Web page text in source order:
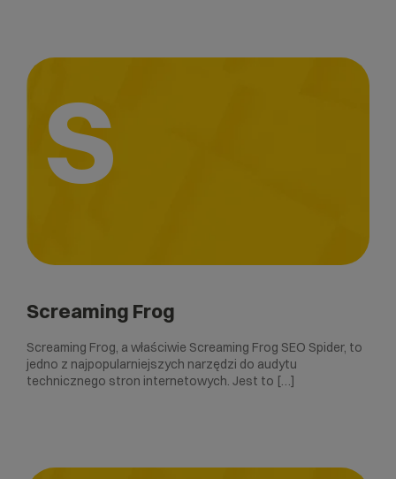
S
Screaming Frog
Screaming Frog, a właściwie Screaming Frog SEO Spider, to
jedno z najpopularniejszych narzędzi do audytu
technicznego stron internetowych. Jest to […]